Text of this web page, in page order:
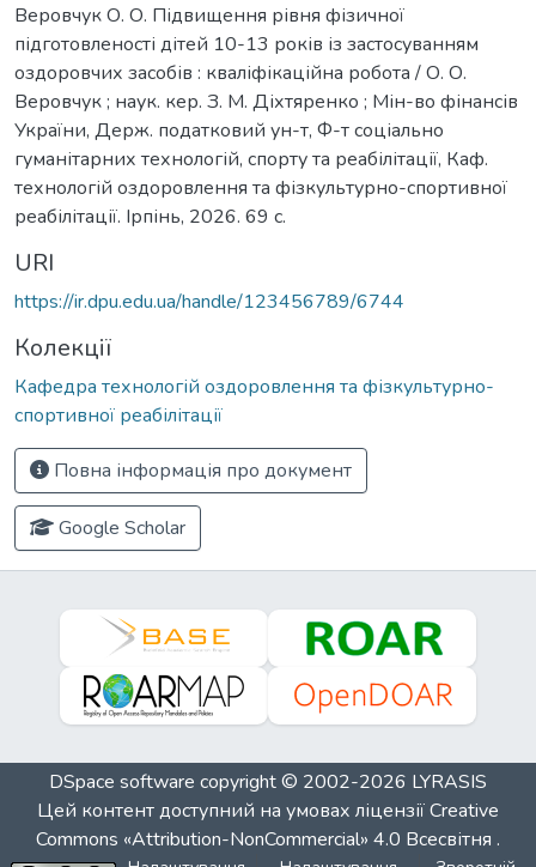
Веровчук О. О. Підвищення рівня фізичної
підготовленості дітей 10-13 років із застосуванням
оздоровчих засобів : кваліфікаційна робота / О. О.
Веровчук ; наук. кер. З. М. Діхтяренко ; Мін-во фінансів
України, Держ. податковий ун-т, Ф-т соціально
гуманітарних технологій, спорту та реабілітації, Каф.
технологій оздоровлення та фізкультурно-спортивної
реабілітації. Ірпінь, 2026. 69 с.
URI
https://ir.dpu.edu.ua/handle/123456789/6744
Колекції
Кафедра технологій оздоровлення та фізкультурно-
спортивної реабілітації
Повна інформація про документ
Google Scholar
DSpace software copyright © 2002-2026 LYRASIS
Цей контент доступний на умовах ліцензіїCreative
Commons «Attribution-NonCommercial» 4.0 Всесвітня .